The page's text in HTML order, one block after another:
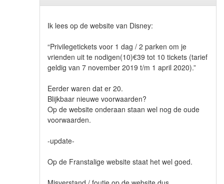
Ik lees op de website van Disney:
“Privilegetickets voor 1 dag / 2 parken om je
vrienden uit te nodigen(10)€39 tot 10 tickets (tarief
geldig van 7 november 2019 t/m 1 april 2020).”
Eerder waren dat er 20.
Blijkbaar nieuwe voorwaarden?
Op de website onderaan staan wel nog de oude
voorwaarden.
-update-
Op de Franstalige website staat het wel goed.